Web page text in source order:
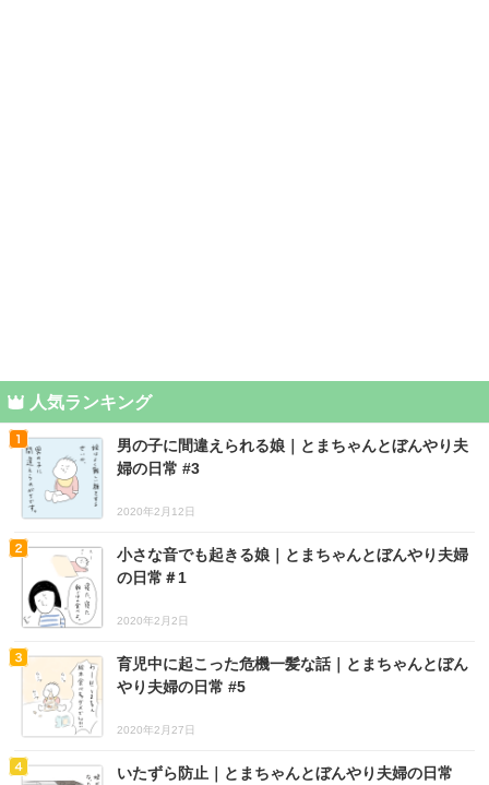
人気ランキング
男の子に間違えられる娘｜とまちゃんとぼんやり夫
婦の日常 #3
2020年2月12日
小さな音でも起きる娘｜とまちゃんとぼんやり夫婦
の日常＃1
2020年2月2日
育児中に起こった危機一髪な話｜とまちゃんとぼん
やり夫婦の日常 #5
2020年2月27日
いたずら防止｜とまちゃんとぼんやり夫婦の日常